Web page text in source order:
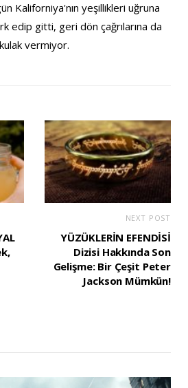
Kaliforniya'nın yeşillikleri uğruna
edip gitti, geri dön çağrılarına da
kulak vermiyor.
NEXT POST
YÜZÜKLERİN EFENDİSİ
Dizisi Hakkında Son
Gelişme: Bir Çeşit Peter
Jackson Mümkün!